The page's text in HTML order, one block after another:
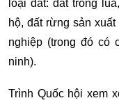
loại đất: đất trồng
hộ, đất rừng sản
nghiệp (trong đó có
ninh).
Trình Quốc hội xem